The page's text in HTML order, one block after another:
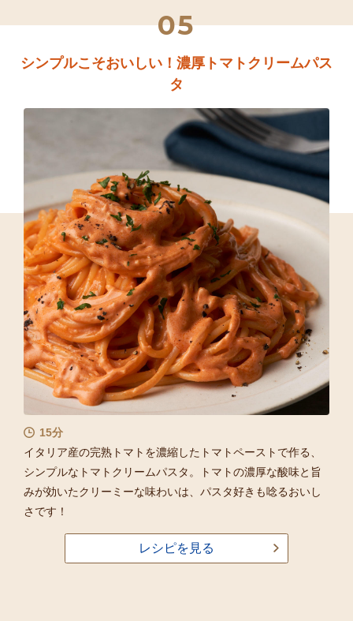
05
シンプルこそおいしい！濃厚トマトクリームパス
タ
15分
イタリア産の完熟トマトを濃縮したトマトペーストで作る、
シンプルなトマトクリームパスタ。トマトの濃厚な酸味と旨
みが効いたクリーミーな味わいは、パスタ好きも唸るおいし
さです！
レシピを見る